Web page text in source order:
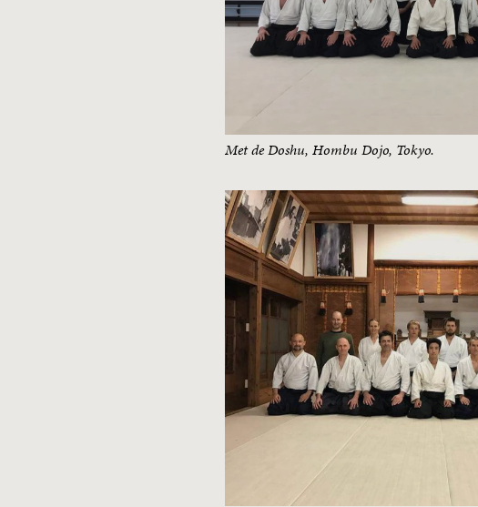
Met de Doshu, Hombu Dojo, Tokyo.